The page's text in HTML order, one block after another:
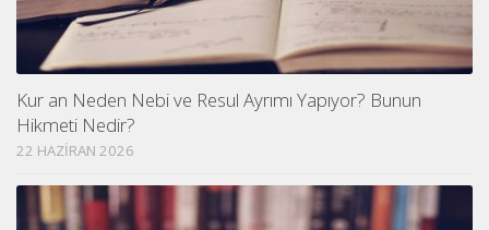
Kur an Neden Nebi ve Resul Ayrımı Yapıyor? Bunun
Hikmeti Nedir?
22 HAZIRAN 2026